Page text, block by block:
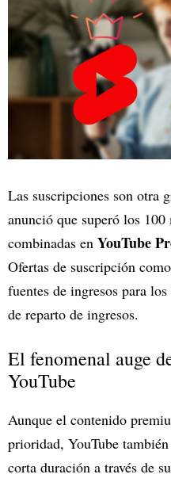
Las suscripciones son otra
anunció que superó los
combinadas en YouTube
Ofertas de suscripción
fuentes de ingresos para
de reparto de ingresos.
El fenomenal auge
YouTube
Aunque el contenido
prioridad, YouTube
corta duración a través de